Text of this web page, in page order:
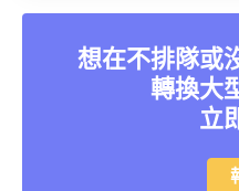
想在不排隊或
轉換大
立